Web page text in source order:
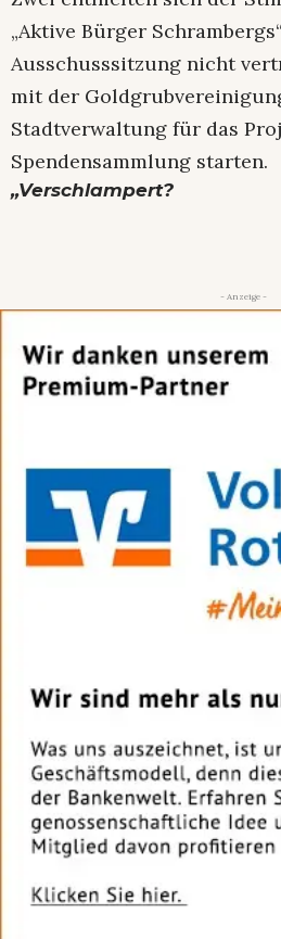
„Aktive Bürger
Ausschusssitzung nicht
mit der
Stadtverwaltung für das
Spendensammlung starten.
„Verschlampert?
- Anzeige -